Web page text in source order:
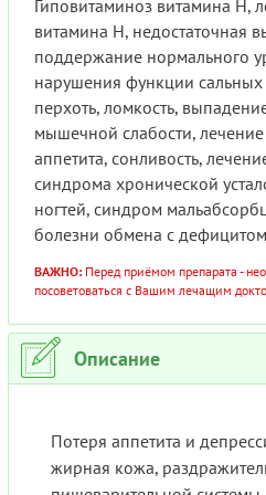
Гиповитаминоз витамина Н,
витамина Н, недостаточная
поддержание нормального
нарушения функции
перхоть, ломкость,
мышечной слабости,
аппетита, сонливость,
синдрома хронической
ногтей, синдром
болезни обмена с
ВАЖНО: Перед приёмом препарата -
посоветоваться с Вашим лечащим
Описание
Потеря аппетита и
жирная кожа,